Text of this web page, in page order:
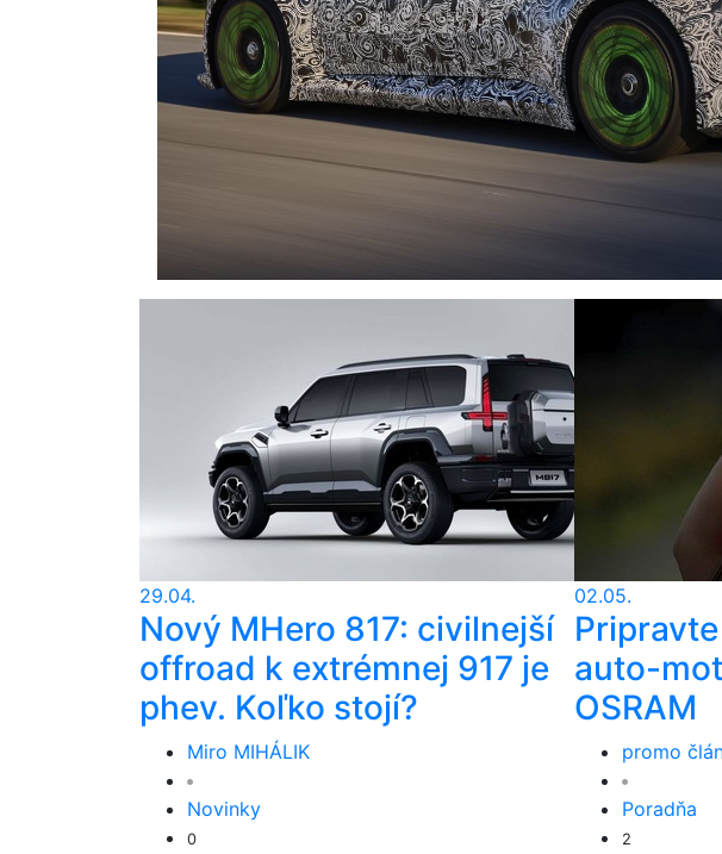
29.04.
Nový MHero 817: civilnejší
offroad k extrémnej 917 je
phev. Koľko stojí?
Miro MIHÁLIK
Novinky
0
02.05.
auto-
OSRAM
promo
Poradňa
2